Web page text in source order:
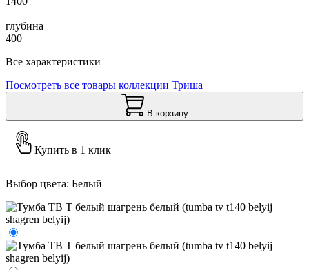
глубина
400
Все характеристики
Посмотреть все товары коллекции Триша
В корзину
Купить в 1 клик
Выбор цвета: Белый